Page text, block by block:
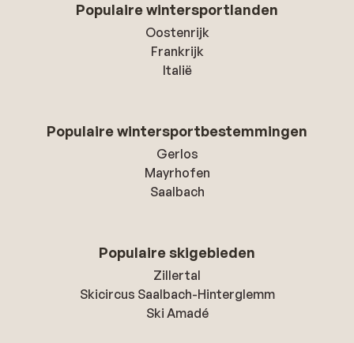
Populaire wintersportlanden
Oostenrijk
Frankrijk
Italië
Populaire wintersportbestemmingen
Gerlos
Mayrhofen
Saalbach
Populaire skigebieden
Zillertal
Skicircus Saalbach-Hinterglemm
Ski Amadé